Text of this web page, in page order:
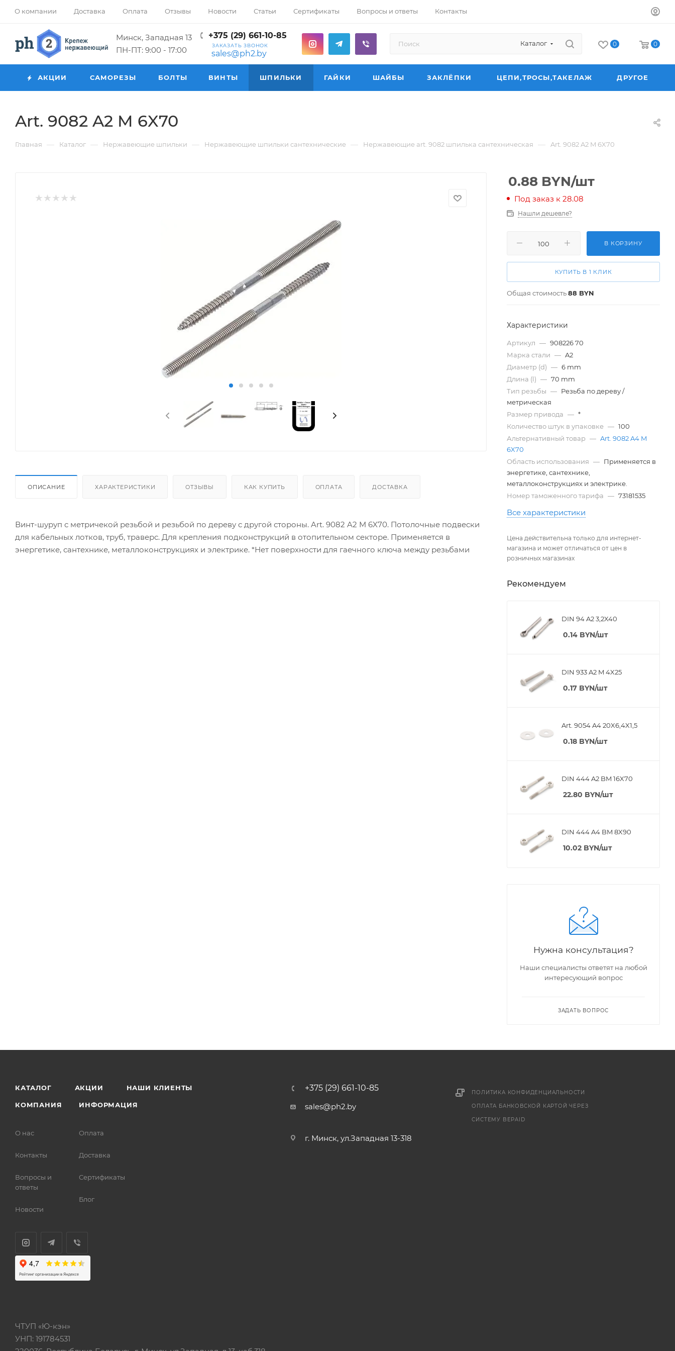
О компании Доставка Оплата Отзывы Новости Статьи Сертификаты Вопросы и ответы Контакты
Минск, Западная 13
ПН-ПТ: 9:00 - 17:00
+375 (29) 661-10-85
ЗАКАЗАТЬ ЗВОНОК
sales@ph2.by
Каталог 0 0
АКЦИИ САМОРЕЗЫ БОЛТЫ ВИНТЫ ШПИЛЬКИ ГАЙКИ ШАЙБЫ ЗАКЛЁПКИ ЦЕПИ,ТРОСЫ,ТАКЕЛАЖ ДРУГОЕ
Art. 9082 A2 M 6X70
Главная — Каталог — Нержавеющие шпильки — Нержавеющие шпильки сантехнические — Нержавеющие art. 9082 шпилька сантехническая — Art. 9082 A2 M 6X70
ОПИСАНИЕ ХАРАКТЕРИСТИКИ ОТЗЫВЫ КАК КУПИТЬ ОПЛАТА ДОСТАВКА
Винт-шуруп с метричекой резьбой и резьбой по дереву с другой стороны. Art. 9082 A2 M 6X70. Потолочные подвески
для кабельных лотков, труб, траверс. Для крепления подконструкций в отопительном секторе. Применяется в
энергетике, сантехнике, металлоконструкциях и электрике. *Нет поверхности для гаечного ключа между резьбами
0.88 BYN/шт
Под заказ к 28.08
Нашли дешевле?
В КОРЗИНУ
КУПИТЬ В 1 КЛИК
Общая стоимость88 BYN
Характеристики
Артикул — 908226 70
Марка стали — A2
Диаметр (d) — 6 mm
Длина (l) — 70 mm
Тип резьбы — Резьба по дереву /
метрическая
Размер привода — *
Количество штук в упаковке — 100
Альтернативный товар — Art. 9082 A4 M
6X70
Область использования — Применяется в
энергетике, сантехнике,
металлоконструкциях и электрике.
Номер таможенного тарифа — 73181535
Все характеристики
Цена действительна только для интернет-
магазина и может отличаться от цен в
розничных магазинах
Рекомендуем
DIN 94 A2 3,2X40
0.14 BYN/шт
DIN 933 A2 M 4X25
0.17 BYN/шт
Art. 9054 A4 20X6,4X1,5
0.18 BYN/шт
DIN 444 A2 BM 16X70
22.80 BYN/шт
DIN 444 A4 BM 8X90
10.02 BYN/шт
Нужна консультация?
Наши специалисты ответят на любой
интересующий вопрос
ЗАДАТЬ ВОПРОС
КАТАЛОГ АКЦИИ НАШИ КЛИЕНТЫ
КОМПАНИЯ
О нас
Контакты
Вопросы и
ответы
Новости
ИНФОРМАЦИЯ
Оплата
Доставка
Сертификаты
Блог
+375 (29) 661-10-85
sales@ph2.by
г. Минск, ул.Западная 13-318
ПОЛИТИКА КОНФИДЕНЦИАЛЬНОСТИ
ОПЛАТА БАНКОВСКОЙ КАРТОЙ ЧЕРЕЗ
СИСТЕМУ BEPAID
ЧТУП «Ю-кэн»
УНП: 191784531